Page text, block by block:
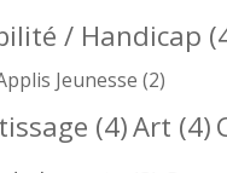
/ Handicap
Jeunesse (2)
(4)Art (4)